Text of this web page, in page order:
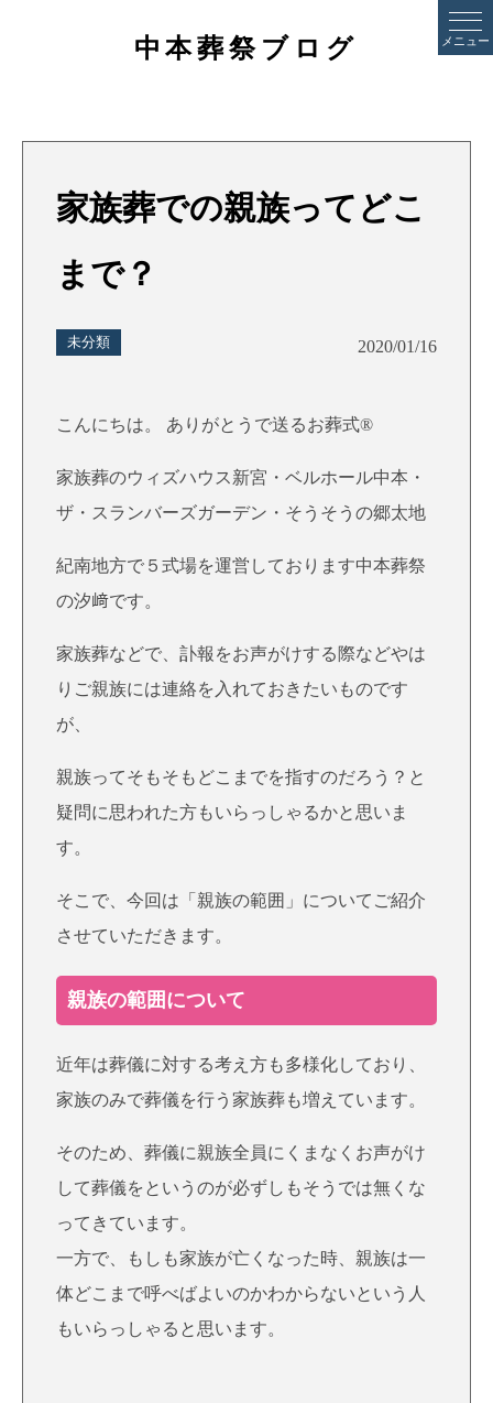
メニュー
中本葬祭ブログ
家族葬での親族ってどこ
まで？
未分類 2020/01/16
こんにちは。 ありがとうで送るお葬式®
家族葬のウィズハウス新宮・ベルホール中本・
ザ・スランバーズガーデン・そうそうの郷太地
紀南地方で５式場を運営しております中本葬祭
の汐﨑です。
家族葬などで、訃報をお声がけする際などやは
りご親族には連絡を入れておきたいものです
が、
親族ってそもそもどこまでを指すのだろう？と
疑問に思われた方もいらっしゃるかと思いま
す。
そこで、今回は「親族の範囲」についてご紹介
させていただきます。
親族の範囲について
近年は葬儀に対する考え方も多様化しており、
家族のみで葬儀を行う家族葬も増えています。
そのため、葬儀に親族全員にくまなくお声がけ
して葬儀をというのが必ずしもそうでは無くな
ってきています。
一方で、もしも家族が亡くなった時、親族は一
体どこまで呼べばよいのかわからないという人
もいらっしゃると思います。